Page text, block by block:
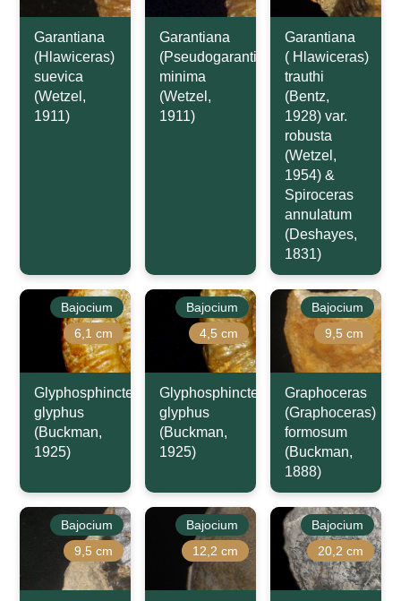
Garantiana
(Hlawiceras)
suevica
(Wetzel,
1911)
Garantiana
(Pseudogarantiana)
minima
(Wetzel,
1911)
Garantiana
( Hlawiceras)
trauthi
(Bentz,
1928) var.
robusta
(Wetzel,
1954) &
Spiroceras
annulatum
(Deshayes,
1831)
Bajocium
6,1 cm
Glyphosphinctes
glyphus
(Buckman,
1925)
Bajocium
4,5 cm
Glyphosphinctes
glyphus
(Buckman,
1925)
Bajocium
9,5 cm
Graphoceras
(Graphoceras)
formosum
(Buckman,
1888)
Bajocium
9,5 cm
Bajocium
12,2 cm
Bajocium
20,2 cm